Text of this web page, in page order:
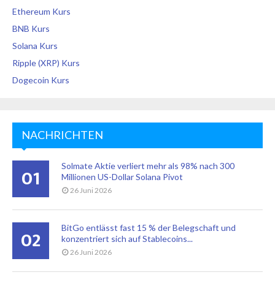
Ethereum Kurs
BNB Kurs
Solana Kurs
Ripple (XRP) Kurs
Dogecoin Kurs
NACHRICHTEN
01
Solmate Aktie verliert mehr als 98% nach 300
Millionen US-Dollar Solana Pivot
26 Juni 2026
02
BitGo entlässt fast 15 % der Belegschaft und
konzentriert sich auf Stablecoins...
26 Juni 2026